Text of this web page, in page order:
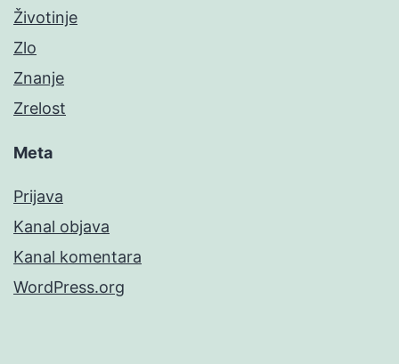
Životinje
Zlo
Znanje
Zrelost
Meta
Prijava
Kanal objava
Kanal komentara
WordPress.org